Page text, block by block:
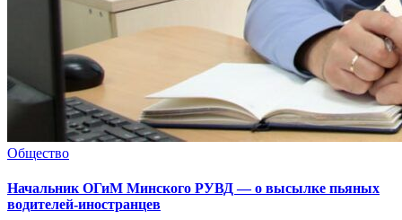
Общество
Начальник ОГиМ Минского РУВД — о высылке пьяных
водителей-иностранцев